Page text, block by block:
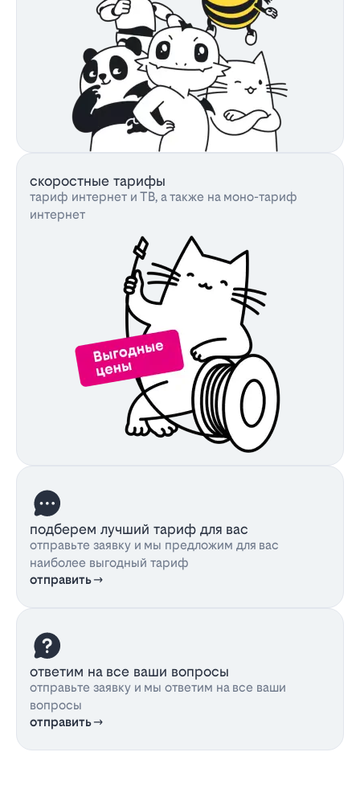
скоростные тарифы
тариф интернет и ТВ, а также на моно-тариф
интернет
подберем лучший тариф для вас
отправьте заявку и мы предложим для вас
наиболее выгодный тариф
отправить
ответим на все ваши вопросы
отправьте заявку и мы ответим на все ваши
вопросы
отправить